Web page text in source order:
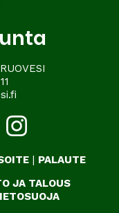
| PALAUTE
JA TALOUS